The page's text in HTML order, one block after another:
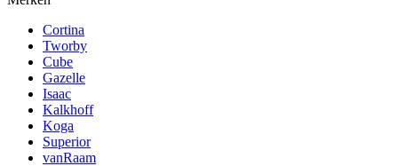
Cortina
Tworby
Cube
Gazelle
Isaac
Kalkhoff
Koga
Superior
vanRaam